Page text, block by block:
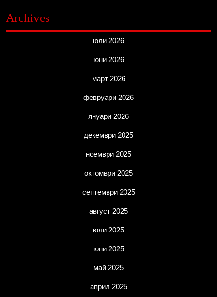
Archives
юли 2026
юни 2026
март 2026
февруари 2026
януари 2026
декември 2025
ноември 2025
октомври 2025
септември 2025
август 2025
юли 2025
юни 2025
май 2025
април 2025